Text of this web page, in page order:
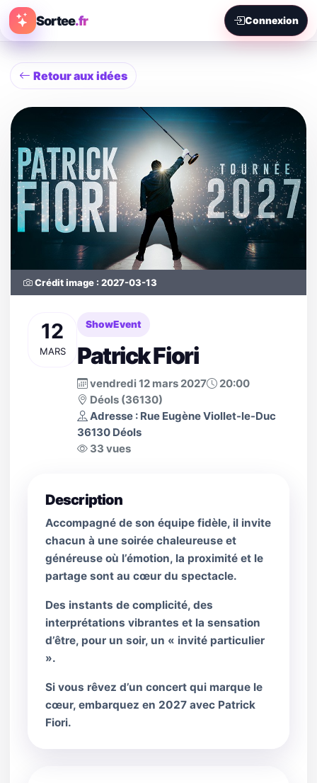
Sortee.fr Connexion
Retour aux idées
Crédit image : 2027-03-13
12
MARS
ShowEvent
Patrick Fiori
vendredi 12 mars 2027
20:00
Déols (36130)
Adresse : Rue Eugène Viollet-le-Duc
36130 Déols
33 vues
Description
Accompagné de son équipe fidèle, il invite
chacun à une soirée chaleureuse et
généreuse où l’émotion, la proximité et le
partage sont au cœur du spectacle.
Des instants de complicité, des
interprétations vibrantes et la sensation
d’être, pour un soir, un « invité particulier
».
Si vous rêvez d’un concert qui marque le
cœur, embarquez en 2027 avec Patrick
Fiori.